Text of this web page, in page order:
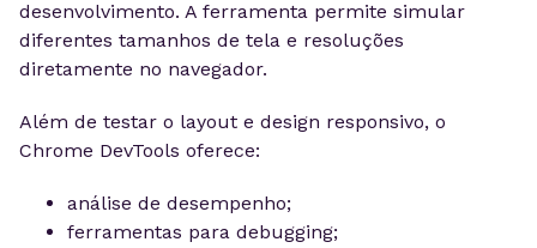
desenvolvimento. A ferramenta permite simular
diferentes tamanhos de tela e resoluções
diretamente no navegador.
Além de testar o layout e design responsivo, o
Chrome DevTools oferece:
análise de desempenho;
ferramentas para debugging;